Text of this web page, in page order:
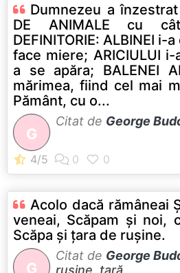
Dumnezeu a înzestrat
DE ANIMALE cu
DEFINITORIE: ALBINEI i-
face miere; ARICIULUI
a se apăra; BALENEI
mărimea, fiind cel mai
Pământ, cu o...
G
Citat de George
Acolo dacă rămâneai
veneai, Scăpam şi noi,
Scăpa şi ţara de ruşine.
G
Citat de George
rușine țară